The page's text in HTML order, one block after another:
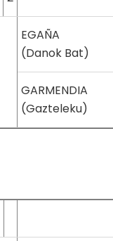
EGAÑA
(Danok Bat)
GARMENDIA
(Gazteleku)